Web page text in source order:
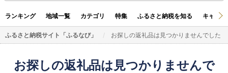
ランキング 地域一覧 カテゴリ 特集 ふるさと納税を知る キャン
ふるさと納税サイト「ふるなび」 お探しの返礼品は見つかりませんでした
お探しの返礼品は見つかりませんで